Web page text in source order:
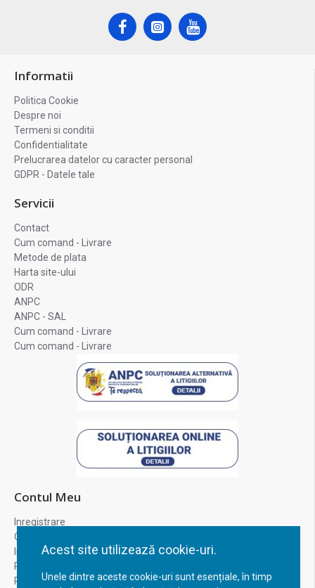
Acest site utilizează cookie-uri.
Unele dintre aceste cookie-uri sunt esențiale, în timp
Informatii
Politica Cookie
Despre noi
Termeni si conditii
Confidentialitate
Prelucrarea datelor cu caracter personal
GDPR - Datele tale
Servicii
Contact
Cum comand - Livrare
Metode de plata
Harta site-ului
ODR
ANPC
ANPC - SAL
Cum comand - Livrare
Cum comand - Livrare
Contul Meu
Inregistrare
Contul meu
Istoric comenzi
Recuperare parola
Returnare produs